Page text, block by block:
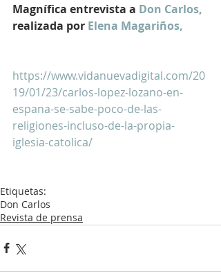
Magnífica entrevista a Don Carlos,
realizada por Elena Magariños,
https://www.vidanuevadigital.com/20
19/01/23/carlos-lopez-lozano-en-
espana-se-sabe-poco-de-las-
religiones-incluso-de-la-propia-
iglesia-catolica/
Etiquetas:
Don Carlos
Revista de prensa